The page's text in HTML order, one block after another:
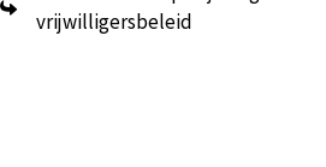
vrijwilligersbeleid